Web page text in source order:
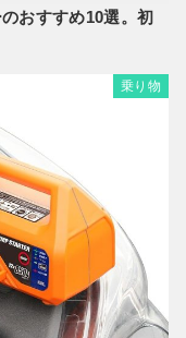
おすすめ10選。初
乗り物